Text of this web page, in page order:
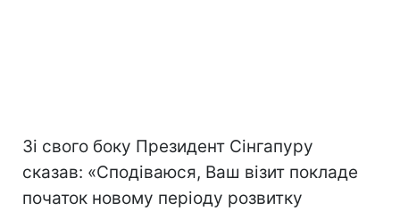
Зі свого боку Президент Сінгапуру
сказав: «Сподіваюся, Ваш візит покладе
початок новому періоду розвитку